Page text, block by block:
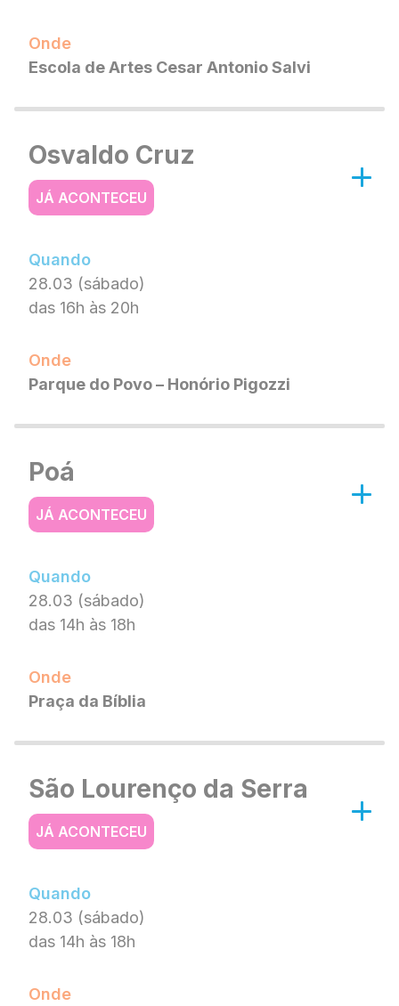
Onde
Escola de Artes Cesar Antonio Salvi
Osvaldo Cruz
JÁ ACONTECEU
Quando
28.03 (sábado)
das 16h às 20h
Onde
Parque do Povo – Honório Pigozzi
Poá
JÁ ACONTECEU
Quando
28.03 (sábado)
das 14h às 18h
Onde
Praça da Bíblia
São Lourenço da Serra
JÁ ACONTECEU
Quando
28.03 (sábado)
das 14h às 18h
Onde